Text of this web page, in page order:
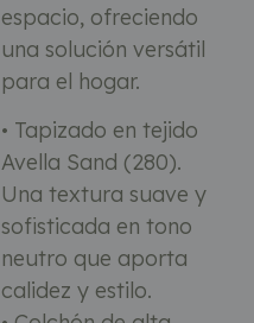
espacio, ofreciendo
una solución versátil
para el hogar.
• Tapizado en tejido
Avella Sand (280).
Una textura suave y
sofisticada en tono
neutro que aporta
calidez y estilo.